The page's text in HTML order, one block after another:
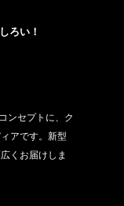
ろい！
ンセプトに、ク
アです。新型
くお届けしま